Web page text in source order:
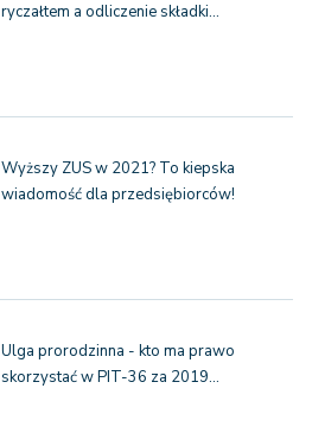
ryczałtem a odliczenie składki…
Wyższy ZUS w 2021? To kiepska
wiadomość dla przedsiębiorców!
Ulga prorodzinna - kto ma prawo
skorzystać w PIT-36 za 2019…